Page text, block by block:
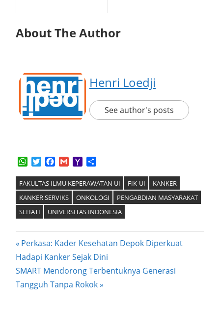
About The Author
Henri Loedji
See author's posts
WhatsApp
TwitterFacebook
GmailYahoo
FAKULTAS ILMU KEPERAWATAN UI FIK-UI
KANKER
KANKER SERVIKS
ONKOLOGI
PENGABDIAN MASYARAKAT
SEHATI
UNIVERSITAS INDONESIA
Post
navigation
Previous
Post:
Perkasa: Kader Kesehatan Depok Diperkuat
Hadapi Kanker Sejak Dini
Next
Post:
SMART Mendorong Terbentuknya Generasi
Tangguh Tanpa Rokok